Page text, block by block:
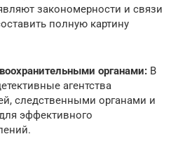
закономерности и связи
полную картину
органами: В
агентства
следственными органами и
эффективного